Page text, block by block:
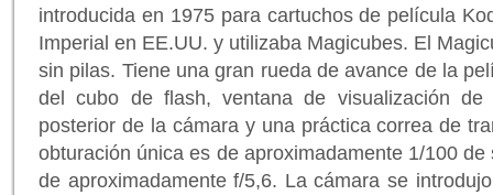
introducida en 1975 para cartuchos de película
Imperial en EE.UU. y utilizaba Magicubes. El
sin pilas. Tiene una gran rueda de avance de la
del cubo de flash, ventana de visualización
posterior de la cámara y una práctica correa de
obturación única es de aproximadamente 1/100
de aproximadamente f/5,6. La cámara se